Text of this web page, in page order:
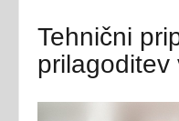
Tehnični
prilagoditev